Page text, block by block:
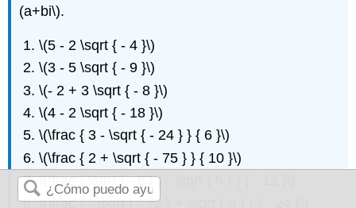
(a+bi\).
\(5 - 2 \sqrt { - 4 }\)
\(3 - 5 \sqrt { - 9 }\)
\(- 2 + 3 \sqrt { - 8 }\)
\(4 - 2 \sqrt { - 18 }\)
\(\frac { 3 - \sqrt { - 24 } } { 6 }\)
\(\frac { 2 + \sqrt { - 75 } } { 10 }\)
\(\frac { \sqrt { - 63 } - \sqrt { 5 } } { - 12 }\)
\(\frac { - \sqrt { - 72 } + \sqrt { 8 } } { - 24 }\)